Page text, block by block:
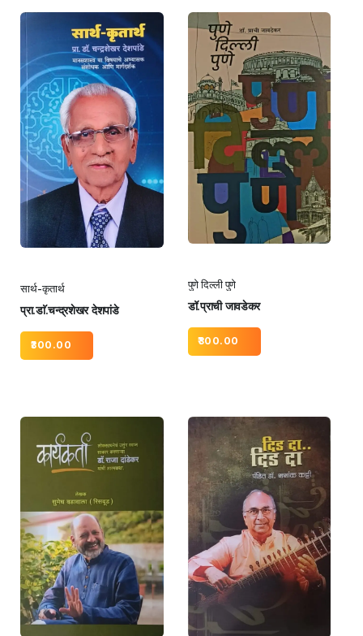
सार्थ-कृतार्थ
प्रा.डाॅ.चन्द्रशेखर देशपांडे
300.00
पुणे दिल्ली पुणे
डॉ.प्राची जावडेकर
300.00